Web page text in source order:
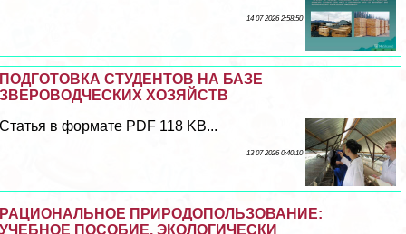
14 07 2026 2:58:50
ПОДГОТОВКА СТУДЕНТОВ НА БАЗЕ
ЗВЕРОВОДЧЕСКИХ ХОЗЯЙСТВ
Статья в формате PDF 118 KB...
13 07 2026 0:40:10
РАЦИОНАЛЬНОЕ ПРИРОДОПОЛЬЗОВАНИЕ:
УЧЕБНОЕ ПОСОБИЕ. ЭКОЛОГИЧЕСКИ